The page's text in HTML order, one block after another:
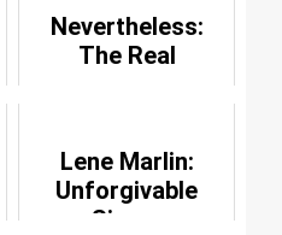
Nevertheless:
The Real
Lene Marlin:
Unforgivable
Sinner